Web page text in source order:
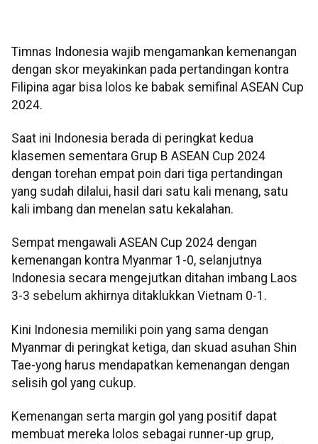
Timnas Indonesia wajib mengamankan kemenangan
dengan skor meyakinkan pada pertandingan kontra
Filipina agar bisa lolos ke babak semifinal ASEAN Cup
2024.
Saat ini Indonesia berada di peringkat kedua
klasemen sementara Grup B ASEAN Cup 2024
dengan torehan empat poin dari tiga pertandingan
yang sudah dilalui, hasil dari satu kali menang, satu
kali imbang dan menelan satu kekalahan.
Sempat mengawali ASEAN Cup 2024 dengan
kemenangan kontra Myanmar 1-0, selanjutnya
Indonesia secara mengejutkan ditahan imbang Laos
3-3 sebelum akhirnya ditaklukkan Vietnam 0-1.
Kini Indonesia memiliki poin yang sama dengan
Myanmar di peringkat ketiga, dan skuad asuhan Shin
Tae-yong harus mendapatkan kemenangan dengan
selisih gol yang cukup.
Kemenangan serta margin gol yang positif dapat
membuat mereka lolos sebagai runner-up grup,